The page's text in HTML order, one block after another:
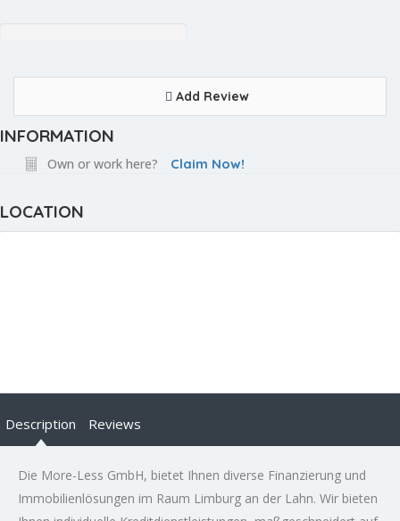
Add Review
INFORMATION
Own or work here? Claim Now!
LOCATION
Description Reviews
Die More-Less GmbH, bietet Ihnen diverse Finanzierung und
Immobilienlösungen im Raum Limburg an der Lahn. Wir bieten